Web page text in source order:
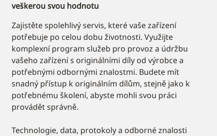
veškerou svou hodnotu
Zajistěte spolehlivý servis, které vaše zařízení
potřebuje po celou dobu životnosti. Využijte
komplexní program služeb pro provoz a údržbu
vašeho zařízení s originálními díly od výrobce a
potřebnými odbornými znalostmi. Budete mít
snadný přístup k originálním dílům, stejně jako k
potřebnému školení, abyste mohli svou práci
provádět správně.
Technologie, data, protokoly a odborné znalosti